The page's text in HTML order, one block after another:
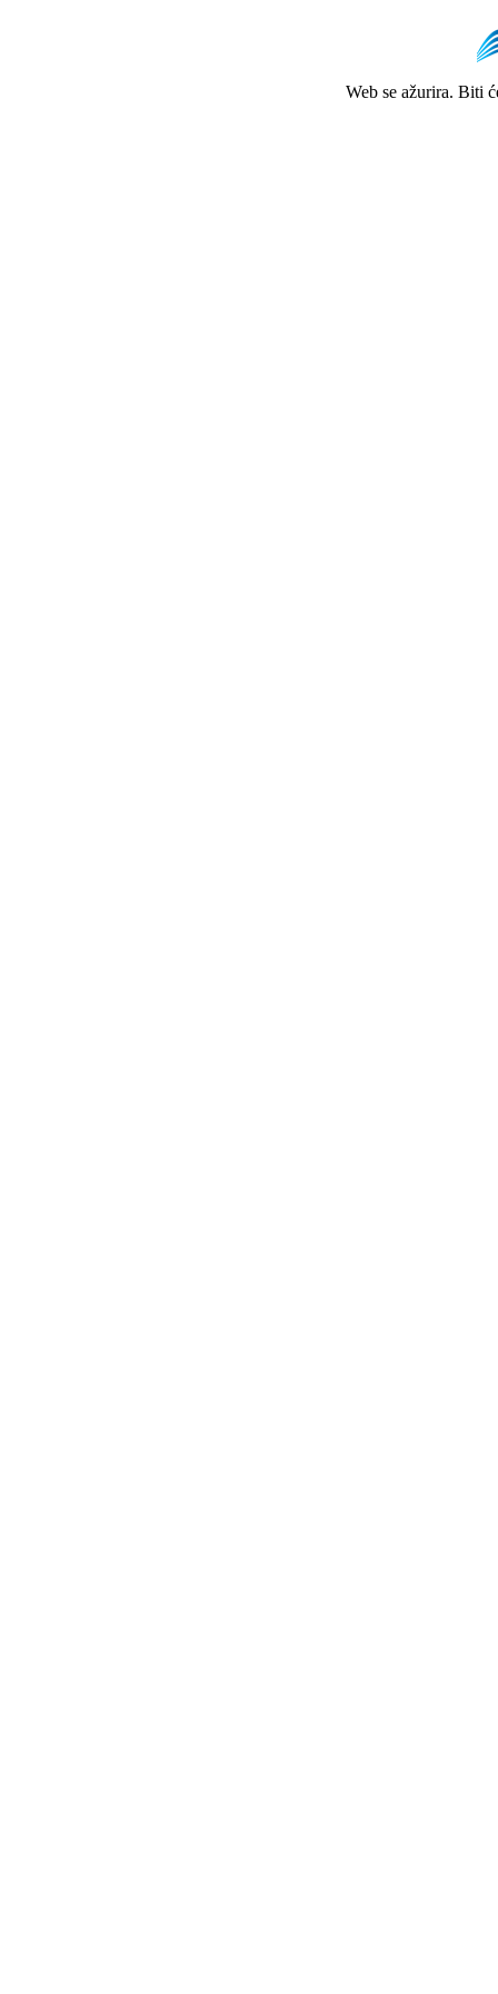
Web se ažurira. Biti